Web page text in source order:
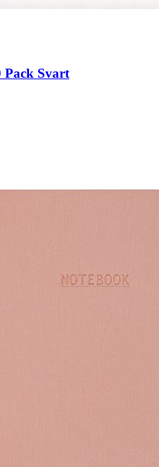
Pack Svart